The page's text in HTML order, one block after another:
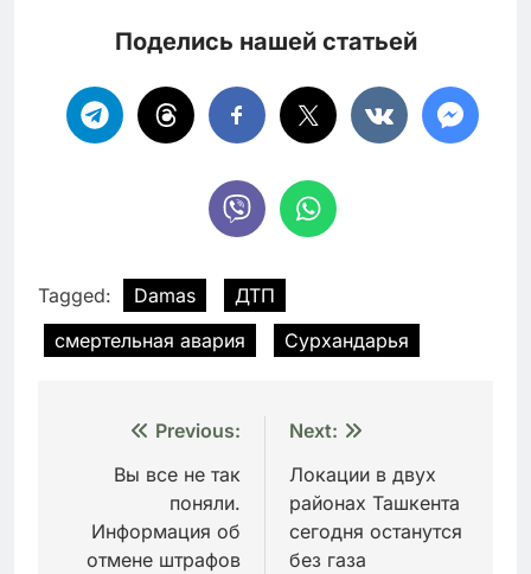
Поделись нашей статьей
Tagged: Damas
ДТП
смертельная авария
Сурхандарья
Навигация
записям
Previous:
Вы все не так
поняли.
Информация об
отмене штрафов
Next:
Локации в двух
районах Ташкента
сегодня останутся
без газа